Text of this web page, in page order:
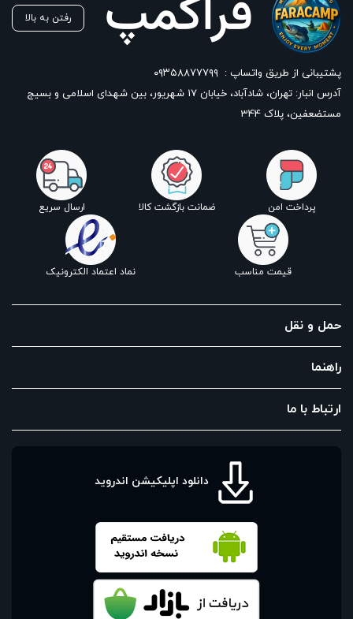
رفتن به بالا
پشتیبانی از طریق واتساپ : ۰۹۳۵۸۸۷۷۷۹۹
آدرس انبار: تهران، شادآباد، خیابان ١٧ شهریور، بین شهدای اسلامی و بسیج
مستضعفین، پلاک 344
پرداخت امن ضمانت بازگشت کالا ارسال سریع
قیمت مناسب نماد اعتماد الکترونیک
حمل و نقل
راهنما
ارتباط با ما
دانلود اپلیکیشن اندروید